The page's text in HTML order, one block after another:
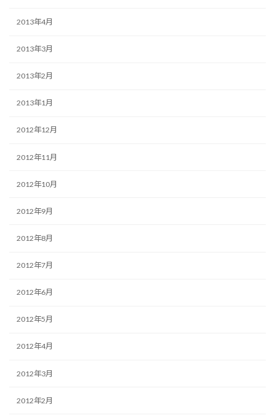
2013年4月
2013年3月
2013年2月
2013年1月
2012年12月
2012年11月
2012年10月
2012年9月
2012年8月
2012年7月
2012年6月
2012年5月
2012年4月
2012年3月
2012年2月